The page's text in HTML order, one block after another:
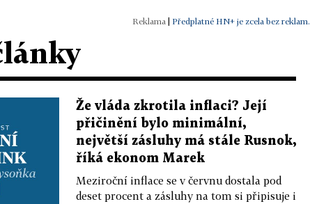
Předplatné HN+ je zcela bez reklam.
Že vláda zkrotila inflaci? Její
přičinění bylo minimální,
největší zásluhy má stále Rusnok,
říká ekonom Marek
Meziroční inflace se v červnu dostala pod
deset procent a zásluhy na tom si připisuje i